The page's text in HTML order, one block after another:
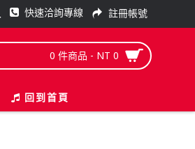
快速洽詢專線 註冊帳號
0 件商品 - NT 0
回到首頁